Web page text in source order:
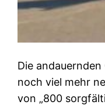
Die
noch viel mehr
von „800